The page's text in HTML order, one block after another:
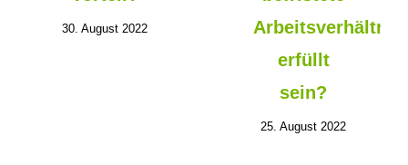
30. August 2022
Arbeitsverhältnis
erfüllt
sein?
25. August 2022